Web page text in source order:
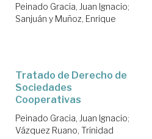
Peinado Gracia, Juan Ignacio;
Sanjuán y Muñoz, Enrique
Tratado de Derecho de
Sociedades
Cooperativas
Peinado Gracia, Juan Ignacio;
Vázquez Ruano, Trinidad